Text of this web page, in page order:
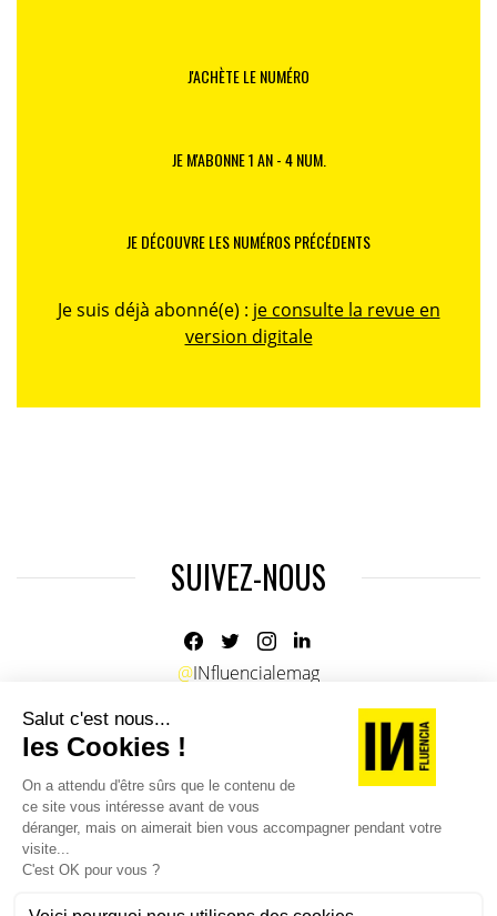
J'ACHÈTE LE NUMÉRO
JE M'ABONNE 1 AN - 4 NUM.
JE DÉCOUVRE LES NUMÉROS PRÉCÉDENTS
Je suis déjà abonné(e) : je consulte la revue en
version digitale
SUIVEZ-NOUS
@INfluencialemag
Agence web:Novius